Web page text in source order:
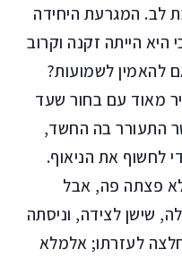
לב. המגרעת היחידה
הייתה זקנה וקרוב
להאמין לשמועות?
מאוד עם בחור שעד
התעורר בה החשד,
לחשוף את הניאוף.
לא פצתה פה, אבל
שישן לצידה, וניסתה
לעזרתו; אלמלא